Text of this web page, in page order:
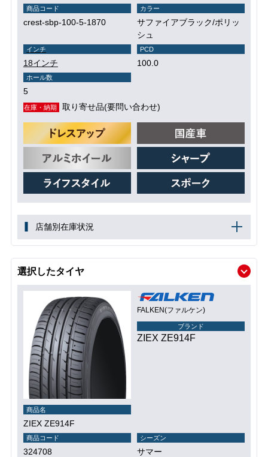
商品コード
crest-sbp-100-5-1870
カラー
サファイアブラック/ポリッ
シュ
インチ
18インチ
PCD
100.0
ホール数
5
在庫・納期 取り寄せ品(要問い合わせ)
店舗別在庫状況
選択したタイヤ
FALKEN(ファルケン)
ブランド
ZIEX ZE914F
商品名
ZIEX ZE914F
商品コード
324708
シーズン
サマー